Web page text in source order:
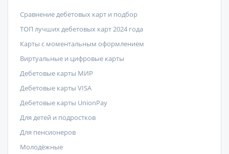
Сравнение дебетовых карт и подбор
ТОП лучших дебетовых карт 2024 года
Карты с моментальным оформлением
Виртуальные и цифровые карты
Дебетовые карты МИР
Дебетовые карты VISA
Дебетовые карты UnionPay
Для детей и подростков
Для пенсионеров
Молодёжные